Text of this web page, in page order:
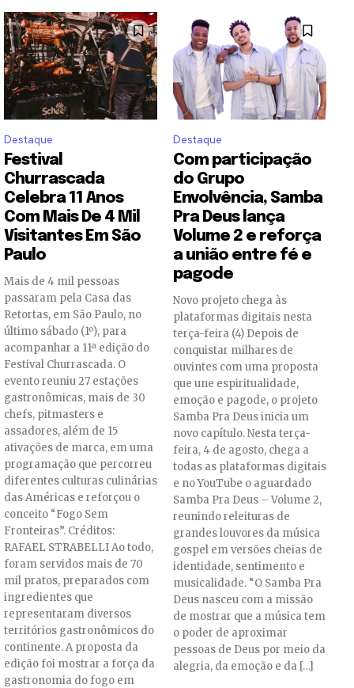
Destaque
Festival
Churrascada
Celebra 11 Anos
Com Mais De 4 Mil
Visitantes Em São
Paulo
Mais de 4 mil pessoas
passaram pela Casa das
Retortas, em São Paulo, no
último sábado (1º), para
acompanhar a 11ª edição do
Festival Churrascada. O
evento reuniu 27 estações
gastronômicas, mais de 30
chefs, pitmasters e
assadores, além de 15
ativações de marca, em uma
programação que percorreu
diferentes culturas culinárias
das Américas e reforçou o
conceito “Fogo Sem
Fronteiras”. Créditos:
RAFAEL STRABELLI Ao todo,
foram servidos mais de 70
mil pratos, preparados com
ingredientes que
representaram diversos
territórios gastronômicos do
continente. A proposta da
edição foi mostrar a força da
gastronomia do fogo em
Destaque
Com participação
do Grupo
Envolvência, Samba
Pra Deus lança
Volume 2 e reforça
a união entre fé e
pagode
Novo projeto chega às
plataformas digitais nesta
terça-feira (4) Depois de
conquistar milhares de
ouvintes com uma proposta
que une espiritualidade,
emoção e pagode, o projeto
Samba Pra Deus inicia um
novo capítulo. Nesta terça-
feira, 4 de agosto, chega a
todas as plataformas digitais
e no YouTube o aguardado
Samba Pra Deus – Volume 2,
reunindo releituras de
grandes louvores da música
gospel em versões cheias de
identidade, sentimento e
musicalidade. “O Samba Pra
Deus nasceu com a missão
de mostrar que a música tem
o poder de aproximar
pessoas de Deus por meio da
alegria, da emoção e da […]